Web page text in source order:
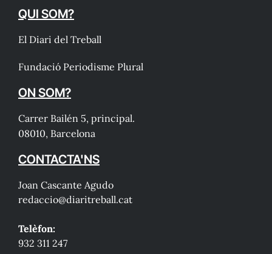
QUI SOM?
El Diari del Treball
Fundació Periodisme Plural
ON SOM?
Carrer Bailén 5, principal.
08010, Barcelona
CONTACTA'NS
Joan Cascante Agudo
redaccio@diaritreball.cat
Telèfon:
932 311 247